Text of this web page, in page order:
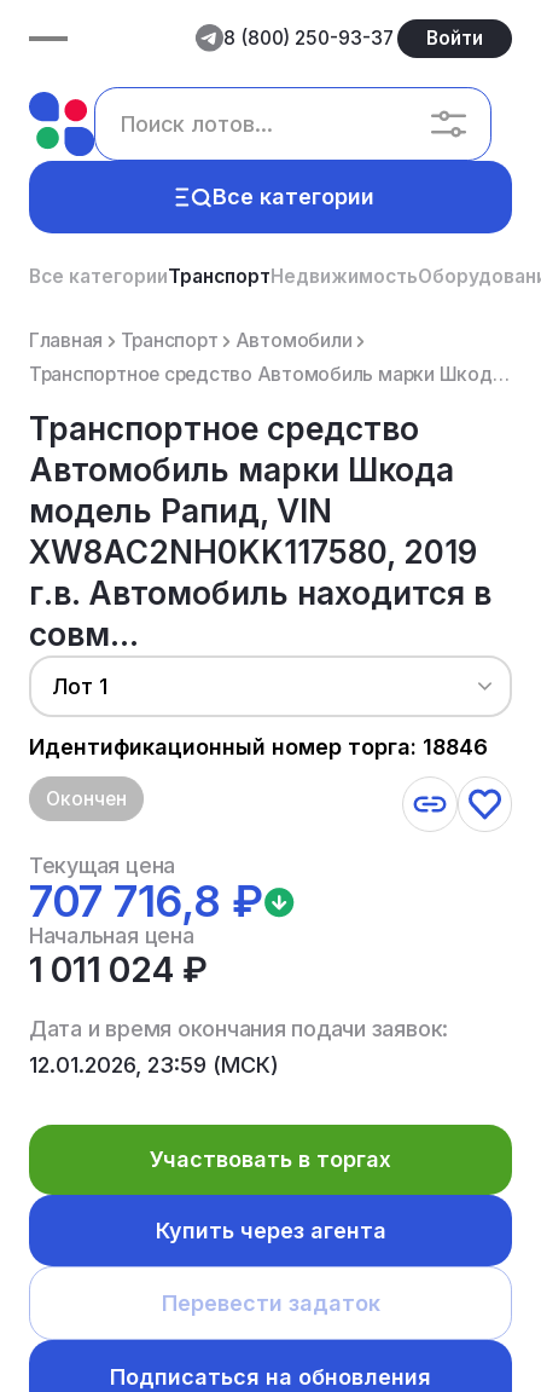
8 (800) 250-93-37 Войти
Все категории
Все категорииТранспортНедвижимость
Главная Транспорт
Автомобили
Транспортное средство Автомобиль марки Шкода модель Рапид, VIN XW8AC2NH0KK117580, 2019 г.в. Автомоб...
Транспортное средство
Автомобиль марки Шкода
модель Рапид, VIN
XW8AC2NH0KK117580, 2019
г.в. Автомобиль находится в
совм...
Лот 1
Идентификационный номер торга: 18846
Окончен
Текущая цена
707 716,8 ₽
Начальная цена
1 011 024 ₽
Дата и время окончания подачи заявок:
12.01.2026, 23:59 (МСК)
Участвовать в торгах
Купить через агента
Перевести задаток
Подписаться на обновления